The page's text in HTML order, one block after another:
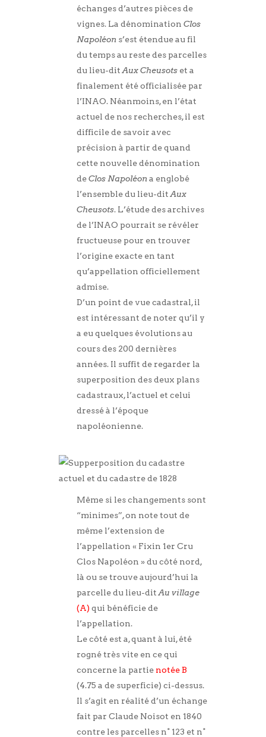
échanges d’autres pièces de
vignes. La dénomination Clos
Napoléon s’est étendue au fil
du temps au reste des parcelles
du lieu-dit Aux Cheusots et a
finalement été officialisée par
l’INAO. Néanmoins, en l’état
actuel de nos recherches, il est
difficile de savoir avec
précision à partir de quand
cette nouvelle dénomination
deClos Napoléon a englobé
l’ensemble du lieu-dit Aux
Cheusots. L’étude des archives
de l’INAO pourrait se révéler
fructueuse pour en trouver
l’origine exacte en tant
qu’appellation officiellement
admise.
D’un point de vue cadastral, il
est intéressant de noter qu’il y
a eu quelques évolutions au
cours des 200 dernières
années. Il suffit de regarder la
superposition des deux plans
cadastraux, l’actuel et celui
dressé à l’époque
napoléonienne.
Même si les changements sont
“minimes”, on note tout de
même l’extension de
l’appellation « Fixin 1er Cru
Clos Napoléon » du côté nord,
là ou se trouve aujourd’hui la
parcelle du lieu-dit Au village
(A) qui bénéficie de
l’appellation.
Le côté est a, quant à lui, été
rogné très vite en ce qui
concerne la partie notéeB
(4.75 a de superficie) ci-dessus.
Il s’agit en réalité d’un échange
fait par Claude Noisot en 1840
contre les parcelles n° 123 et n°